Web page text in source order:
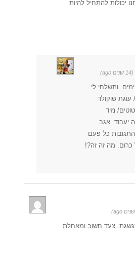
יכולות להתחיל להיות
ותשלחי לי
עוגת שוקולד
נזיד
יעבוד. אגב
כל פעם
כרום. מה זה זה?!
חשוב ומאחלת